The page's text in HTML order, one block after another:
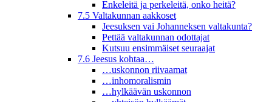
Enkeleitä ja perkeleitä, onko heitä?
7.5 Valtakunnan aakkoset
Jeesuksen vai Johanneksen valtakunta?
Pettää valtakunnan odottajat
Kutsuu ensimmäiset seuraajat
7.6 Jeesus kohtaa…
…uskonnon riivaamat
…inhomoralismin
…hylkäävän uskonnon